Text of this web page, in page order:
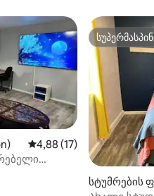
საშუალო შეფასებაა
4,88 (17)
სტუმრების